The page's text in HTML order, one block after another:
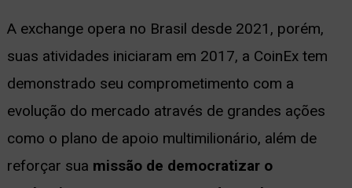
A exchange opera no Brasil desde 2021, porém,
suas atividades iniciaram em 2017, a CoinEx tem
demonstrado seu comprometimento com a
evolução do mercado através de grandes ações
como o plano de apoio multimilionário, além de
reforçar sua missão de democratizar o